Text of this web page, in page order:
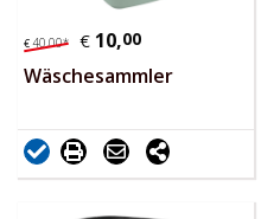
€40,00* € 10,00
Wäschesammler